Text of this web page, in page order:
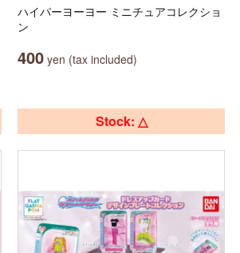
ハイパーヨーヨー ミニチュアコレクショ
ン
400 yen (tax included)
Stock: △